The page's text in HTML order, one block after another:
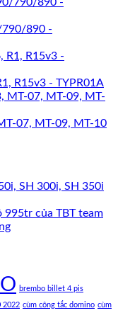
790/890 -
R15v3 - TYPR01A
07, MT-09, MT-10
SH 300i, SH 350i
995tr của TBT team
brembo billet 4 pis
2022 cùm công tắc domino cùm